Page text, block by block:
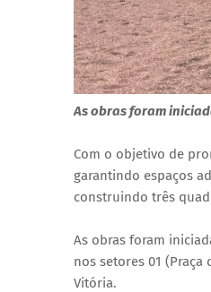
As obras foram
Com o objetivo de
garantindo espaços
construindo três
As obras foram
nos setores 01 (Praça
Vitória.